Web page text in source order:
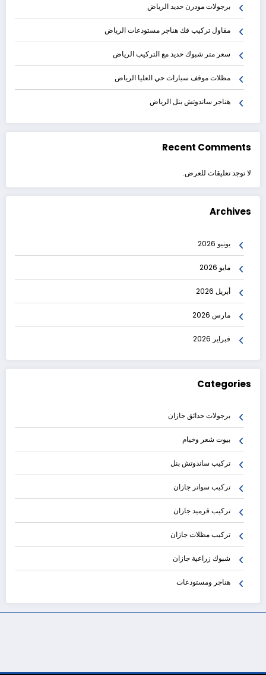
برجولات مودرن حديد الرياض
مقاول تركيب فك هناجر مستودعات الرياض
سعر متر شبوك حديد مع التركيب الرياض
مظلات موقف سيارات حي العليا الرياض
هناجر ساندوتش بنل الرياض
Recent Comments
لا توجد تعليقات للعرض.
Archives
يونيو 2026
مايو 2026
أبريل 2026
مارس 2026
فبراير 2026
Categories
برجولات حدائق جازان
بيوت شعر وخيام
تركيب ساندوتش بنل
تركيب سواتر جازان
تركيب قرميد جازان
تركيب مظلات جازان
شبوك زراعية جازان
هناجر ومستودعات